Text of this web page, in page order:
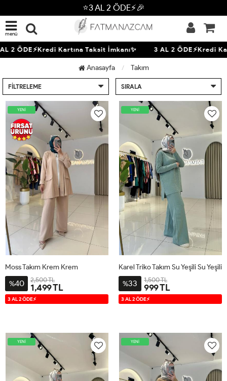
⭐3 AL 2 ÖDE⚡🎉
menü
ÖDE⚡Kredi Kartına Taksit İmkanı✨ 3 AL 2 ÖDE⚡Kredi
Anasayfa Takım
FILTRELEME SIRALA
YENİ
38
Moss Takım Krem Krem
%40 2,500 TL
1,499 TL
3 AL 2 ÖDE⚡
YENİ
Karel Triko Takım Su Yeşili Su Yeşili
%33 1,500 TL
999 TL
3 AL 2 ÖDE⚡
YENİ YENİ